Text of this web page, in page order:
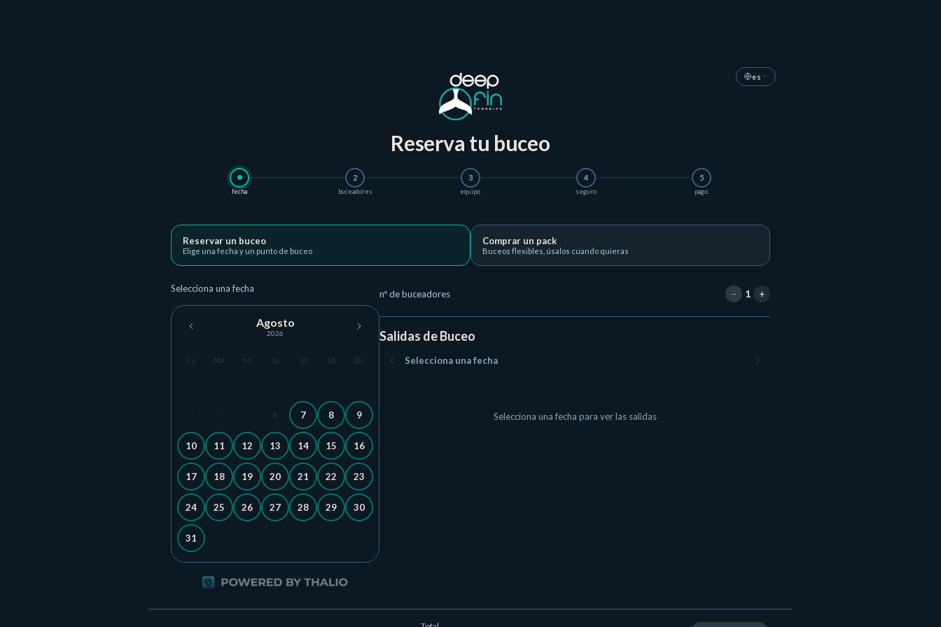
es
Reserva tu buceo
fecha
2
buceadores
3
equipo
4
seguro
5
pago
Reservar un buceo
Elige una fecha y un punto de buceo
Comprar un pack
Buceos flexibles, úsalos cuando quieras
Selecciona una fecha
Agosto
2026
Lu Ma Mi Ju Vi Sá Do
6 7 8 9
10 11 12 13 14 15 16
17 18 19 20 21 22 23
24 25 26 27 28 29 30
31
nº de buceadores − 1 +
Salidas de Buceo
Selecciona una fecha
Selecciona una fecha para ver las salidas